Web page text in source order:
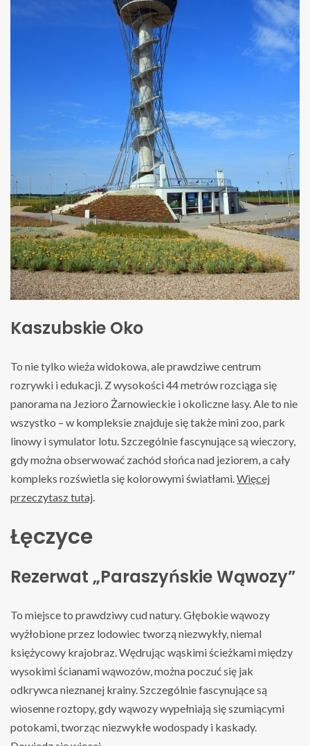
Kaszubskie Oko
To nie tylko wieża widokowa, ale prawdziwe centrum
rozrywki i edukacji. Z wysokości 44 metrów rozciąga się
panorama na Jezioro Żarnowieckie i okoliczne lasy. Ale to nie
wszystko – w kompleksie znajduje się także mini zoo, park
linowy i symulator lotu. Szczególnie fascynujące są wieczory,
gdy można obserwować zachód słońca nad jeziorem, a cały
kompleks rozświetla się kolorowymi światłami. Więcej
przeczytasz tutaj
Łęczyce
Rezerwat „Paraszyńskie Wąwozy”
To miejsce to prawdziwy cud natury. Głębokie wąwozy
wyżłobione przez lodowiec tworzą niezwykły, niemal
księżycowy krajobraz. Wędrując wąskimi ścieżkami między
wysokimi ścianami wąwozów, można poczuć się jak
odkrywca nieznanej krainy. Szczególnie fascynujące są
wiosenne roztopy, gdy wąwozy wypełniają się szumiącymi
potokami, tworząc niezwykłe wodospady i kaskady.